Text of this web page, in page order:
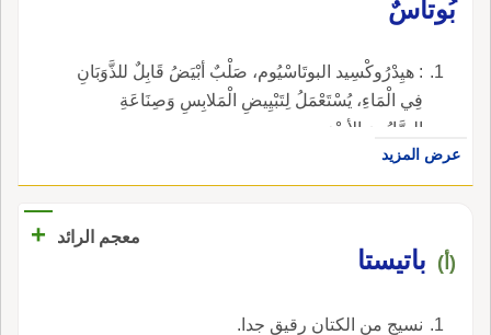
بُوتاسٌ
: هيِدْرُوكْسِيد البوتَاسْيُوم، صَلْبٌ أبْيَضُ قَابِلٌ للذَّوَبَانِ
فِي الْمَاءِ، يُسْتَعْمَلُ لِتَبْيِيضِ الْمَلابِسِ وَصِنَاعَةِ
الصَّابُونِ الأسْوَدِ.
عرض المزيد
معجم الرائد +
(أ) باتيستا
نسيج من الكتان رقيق جدا.